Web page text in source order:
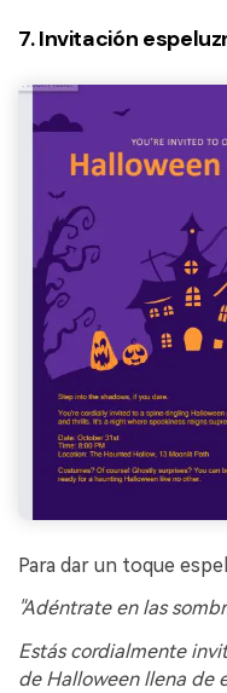
7. Invitación
Para dar un toque
"Adéntrate en las
Estás cordialmente
de Halloween llena de